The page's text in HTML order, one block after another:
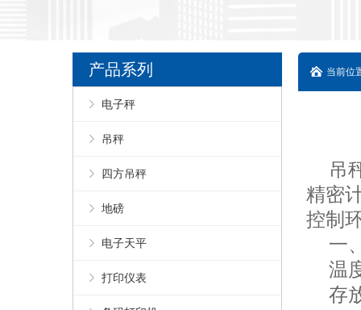
产品系列
电子秤
吊秤
四方吊秤
地磅
电子天平
打印仪表
当前位
吊
精密
控制
一
温
存